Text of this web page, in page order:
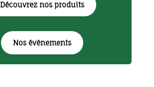
Découvrez nos produits
Nos évènements